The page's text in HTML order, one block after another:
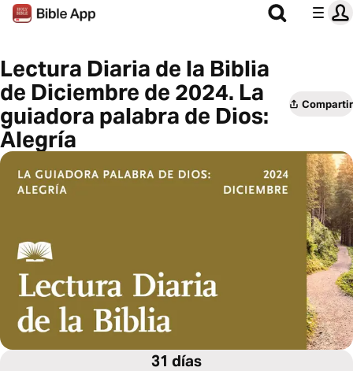
Lectura Diaria de la Biblia
de Diciembre de 2024. La
guiadora palabra de Dios:
Alegría
Compartir
31 días